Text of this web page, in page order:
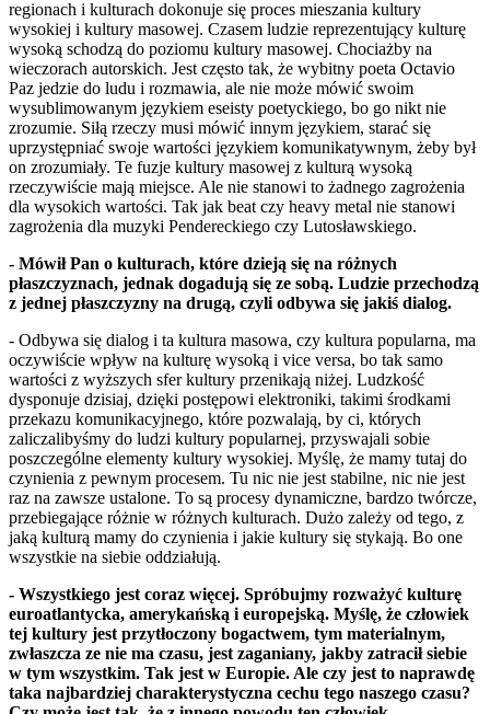
regionach i kulturach dokonuje się proces mieszania kultury
wysokiej i kultury masowej. Czasem ludzie reprezentujący kulturę
wysoką schodzą do poziomu kultury masowej. Chociażby na
wieczorach autorskich. Jest często tak, że wybitny poeta Octavio
Paz jedzie do ludu i rozmawia, ale nie może mówić swoim
wysublimowanym językiem eseisty poetyckiego, bo go nikt nie
zrozumie. Siłą rzeczy musi mówić innym językiem, starać się
uprzystępniać swoje wartości językiem komunikatywnym, żeby był
on zrozumiały. Te fuzje kultury masowej z kulturą wysoką
rzeczywiście mają miejsce. Ale nie stanowi to żadnego zagrożenia
dla wysokich wartości. Tak jak beat czy heavy metal nie stanowi
zagrożenia dla muzyki Pendereckiego czy Lutosławskiego.
- Mówił Pan o kulturach, które dzieją się na różnych
płaszczyznach, jednak dogadują się ze sobą. Ludzie przechodzą
z jednej płaszczyzny na drugą, czyli odbywa się jakiś dialog.
- Odbywa się dialog i ta kultura masowa, czy kultura popularna, ma
oczywiście wpływ na kulturę wysoką i vice versa, bo tak samo
wartości z wyższych sfer kultury przenikają niżej. Ludzkość
dysponuje dzisiaj, dzięki postępowi elektroniki, takimi środkami
przekazu komunikacyjnego, które pozwalają, by ci, których
zaliczalibyśmy do ludzi kultury popularnej, przyswajali sobie
poszczególne elementy kultury wysokiej. Myślę, że mamy tutaj do
czynienia z pewnym procesem. Tu nic nie jest stabilne, nic nie jest
raz na zawsze ustalone. To są procesy dynamiczne, bardzo twórcze,
przebiegające różnie w różnych kulturach. Dużo zależy od tego, z
jaką kulturą mamy do czynienia i jakie kultury się stykają. Bo one
wszystkie na siebie oddziałują.
- Wszystkiego jest coraz więcej. Spróbujmy rozważyć kulturę
euroatlantycka, amerykańską i europejską. Myślę, że człowiek
tej kultury jest przytłoczony bogactwem, tym materialnym,
zwłaszcza ze nie ma czasu, jest zaganiany, jakby zatracił siebie
w tym wszystkim. Tak jest w Europie. Ale czy jest to naprawdę
taka najbardziej charakterystyczna cechu tego naszego czasu?